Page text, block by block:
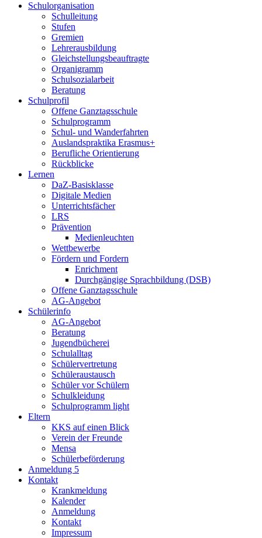
Schulorganisation
Schulleitung
Stufen
Gremien
Lehrerausbildung
Gleichstellungsbeauftragte
Organigramm
Schulsozialarbeit
Beratung
Schulprofil
Offene Ganztagsschule
Schulprogramm
Schul- und Wanderfahrten
Auslandspraktika Erasmus+
Berufliche Orientierung
Rückblicke
Lernen
DaZ-Basisklasse
Digitale Medien
Unterrichtsfächer
LRS
Prävention
Medienleuchten
Wettbewerbe
Fördern und Fordern
Enrichment
Durchgängige Sprachbildung (DSB)
Offene Ganztagsschule
AG-Angebot
Schülerinfo
AG-Angebot
Beratung
Jugendbücherei
Schulalltag
Schülervertretung
Schüleraustausch
Schüler vor Schülern
Schulkleidung
Schulprogramm light
Eltern
KKS auf einen Blick
Verein der Freunde
Mensa
Schülerbeförderung
Anmeldung 5
Kontakt
Krankmeldung
Kalender
Anmeldung
Kontakt
Impressum